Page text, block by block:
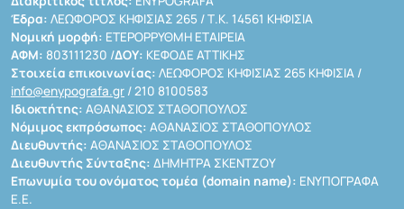
Έδρα: ΛΕΩΦΟΡΟΣ ΚΗΦΙΣΙΑΣ 265 / Τ.Κ. 14561 ΚΗΦΙΣΙΑ
Νομική μορφή: ΕΤΕΡΟΡΡΥΘΜΗ ΕΤΑΙΡΕΙΑ
ΑΦΜ: 803111230 /ΔΟΥ: ΚΕΦΟΔΕ ΑΤΤΙΚΗΣ
Στοιχεία επικοινωνίας: ΛΕΩΦΟΡΟΣ ΚΗΦΙΣΙΑΣ 265 ΚΗΦΙΣΙΑ /
info@enypografa.gr / 210 8100583
Ιδιοκτήτης: ΑΘΑΝΑΣΙΟΣ ΣΤΑΘΟΠΟΥΛΟΣ
Νόμιμος εκπρόσωπος: ΑΘΑΝΑΣΙΟΣ ΣΤΑΘΟΠΟΥΛΟΣ
Διευθυντής: ΑΘΑΝΑΣΙΟΣ ΣΤΑΘΟΠΟΥΛΟΣ
Διευθυντής Σύνταξης: ΔΗΜΗΤΡΑ ΣΚΕΝΤΖΟΥ
Επωνυμία του ονόματος τομέα (domain name): ΕΝΥΠΟΓΡΑΦΑ
Ε.Ε.